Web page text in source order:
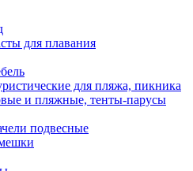
для плавания
для пляжа, пикника
и пляжные, тенты-парусы
подвесные